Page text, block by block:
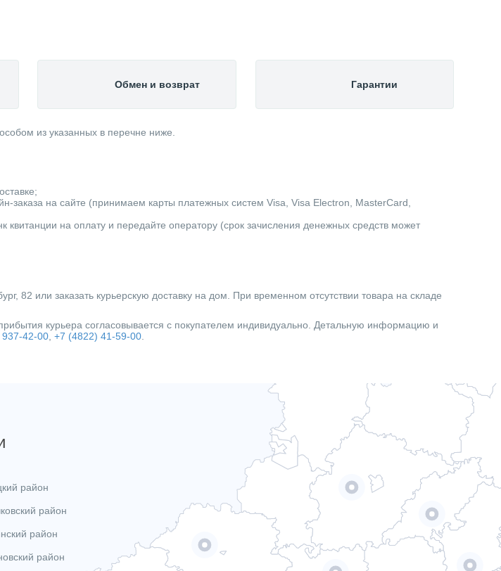
из указанных в перечне ниже.
заказа на сайте (принимаем карты платежных систем Visa, Visa Electron, MasterCard,
на оплату и передайте оператору (срок зачисления денежных средств может
82 или заказать курьерскую доставку на дом. При временном отсутствии товара на складе
курьера согласовывается с покупателем индивидуально. Детальную информацию и
42-00 ,+7 (4822) 41-59-00
Обмен и возврат Гарантии
район
район
район
район